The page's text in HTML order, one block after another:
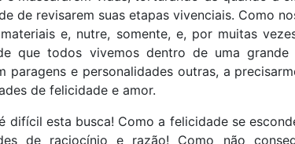
de revisarem suas etapas vivenciais. Como
e, nutre, somente, e, por muitas
que todos vivemos dentro de uma
paragens e personalidades outras, a
de felicidade e amor.
difícil esta busca! Como a felicidade se
de raciocínio e razão! Como não